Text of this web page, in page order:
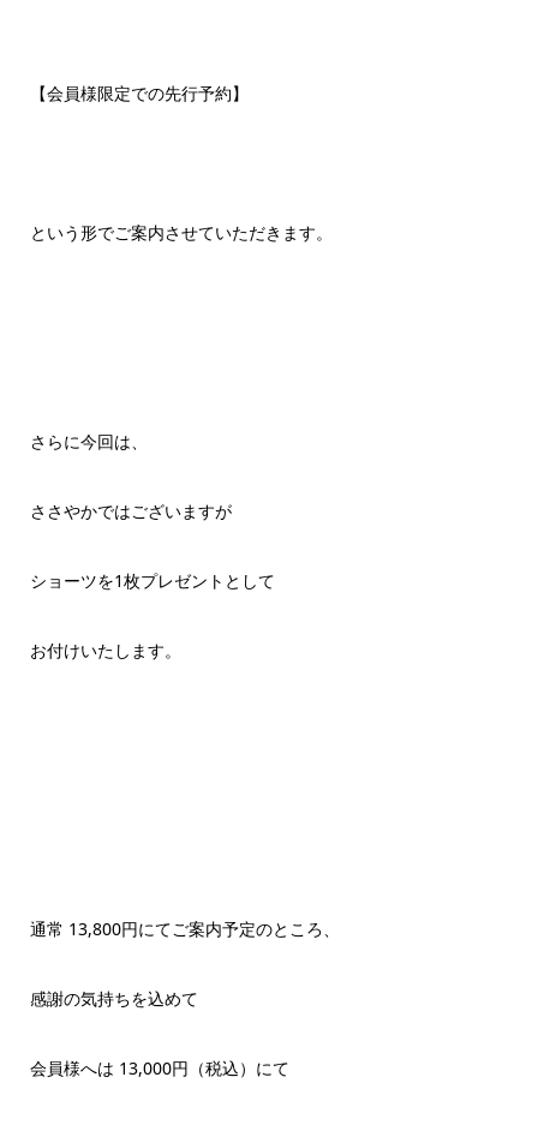
【会員様限定での先行予約】
という形でご案内させていただきます。
さらに今回は、
ささやかではございますが
ショーツを1枚プレゼントとして
お付けいたします。
通常 13,800円にてご案内予定のところ、
感謝の気持ちを込めて
会員様へは 13,000円（税込）にて